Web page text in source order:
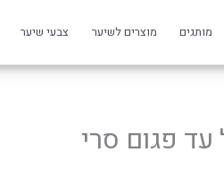
מותגים מוצרים לשיער צבעי שיער
פגום סרי